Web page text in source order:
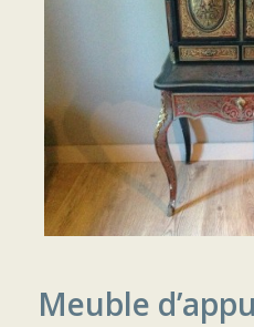
Meuble